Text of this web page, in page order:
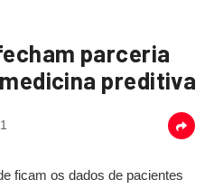
parceria
preditiva
ficam os dados de pacientes